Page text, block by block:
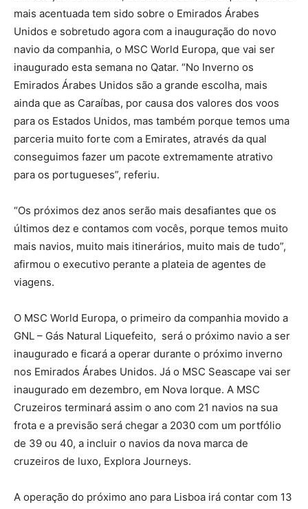
mais acentuada tem sido sobre o Emirados Árabes
Unidos e sobretudo agora com a inauguração do novo
navio da companhia, o MSC World Europa, que vai ser
inaugurado esta semana no Qatar. “No Inverno os
Emirados Árabes Unidos são a grande escolha, mais
ainda que as Caraíbas, por causa dos valores dos voos
para os Estados Unidos, mas também porque temos uma
parceria muito forte com a Emirates, através da qual
conseguimos fazer um pacote extremamente atrativo
para os portugueses”, referiu.
“Os próximos dez anos serão mais desafiantes que os
últimos dez e contamos com vocês, porque temos muito
mais navios, muito mais itinerários, muito mais de tudo”,
afirmou o executivo perante a plateia de agentes de
viagens.
O MSC World Europa, o primeiro da companhia movido a
GNL – Gás Natural Liquefeito, será o próximo navio a ser
inaugurado e ficará a operar durante o próximo inverno
nos Emirados Árabes Unidos. Já o MSC Seascape vai ser
inaugurado em dezembro, em Nova Iorque. A MSC
Cruzeiros terminará assim o ano com 21 navios na sua
frota e a previsão será chegar a 2030 com um portfólio
de 39 ou 40, a incluir o navios da nova marca de
cruzeiros de luxo, Explora Journeys.
A operação do próximo ano para Lisboa irá contar com 13